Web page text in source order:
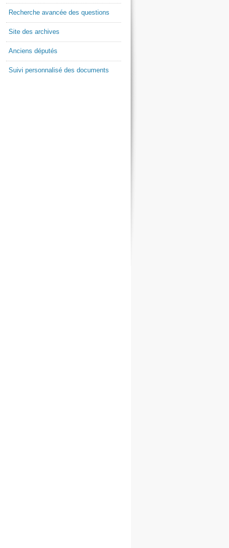
Recherche avancée des questions
Site des archives
Anciens députés
Suivi personnalisé des documents